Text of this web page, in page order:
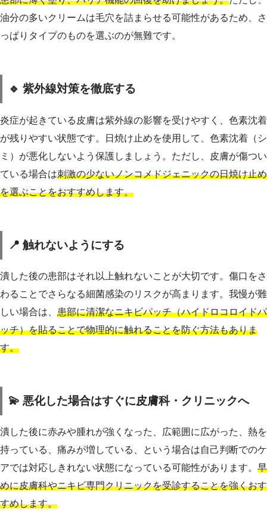
油分の多いクリームは毛穴を詰まらせる可能性があるため、さ
っぱりタイプのものを選ぶのが無難です。
🔹 紫外線対策を徹底する
炎症が起きている皮膚は紫外線の影響を受けやすく、色素沈着
が残りやすい状態です。日焼け止めを使用して、色素沈着（シ
ミ）が悪化しないよう保護しましょう。ただし、皮膚が傷つい
ている場合は刺激の少ないノンコメドジェニックの日焼け止め
を選ぶことをおすすめします。
📍 触れないようにする
潰した後の患部はそれ以上触れないことが大切です。傷口をさ
わることでさらなる細菌感染のリスクが高まります。我慢が難
しい場合は、 患部に清潔なニキビパッチ（ハイドロコロイドパ
ッチ）を貼ることで物理的に触れることを防ぐ方法もありま
す。
💫 悪化した場合はすぐに皮膚科・クリニックへ
潰した後に赤みや腫れが強くなった、広範囲に広がった、熱を
持っている、痛みが増している、という場合は自己判断でのケ
アでは対応しきれない状態になっている可能性があります。 早
めに皮膚科やニキビ専門クリニックを受診することを強くおす
すめします。